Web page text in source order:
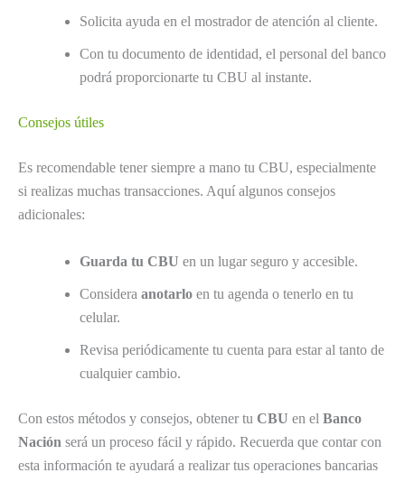
Solicita ayuda en el mostrador de atención al cliente.
Con tu documento de identidad, el personal del banco
podrá proporcionarte tu CBU al instante.
Consejos útiles
Es recomendable tener siempre a mano tu CBU, especialmente
si realizas muchas transacciones. Aquí algunos consejos
adicionales:
Guarda tu CBU en un lugar seguro y accesible.
Considera anotarlo en tu agenda o tenerlo en tu
celular.
Revisa periódicamente tu cuenta para estar al tanto de
cualquier cambio.
Con estos métodos y consejos, obtener tu CBU en el Banco
Nación será un proceso fácil y rápido. Recuerda que contar con
esta información te ayudará a realizar tus operaciones bancarias